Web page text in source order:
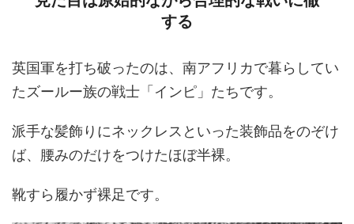
する
英国軍を打ち破ったのは、南アフリカで暮らしてい
たズールー族の戦士「インピ」たちです。
派手な髪飾りにネックレスといった装飾品をのぞけ
ば、腰みのだけをつけたほぼ半裸。
靴すら履かず裸足です。